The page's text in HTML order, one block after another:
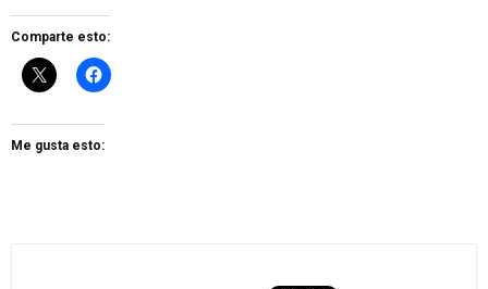
Comparte esto:
Me gusta esto: